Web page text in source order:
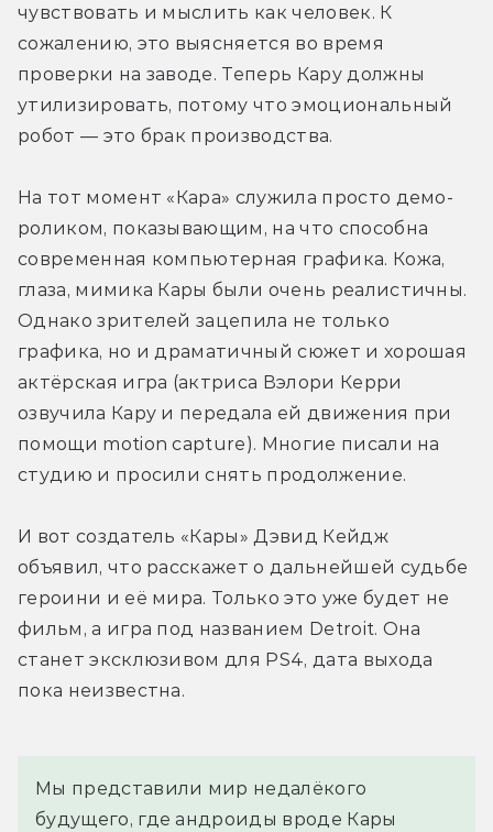
чувствовать и мыслить как человек. К
сожалению, это выясняется во время
проверки на заводе. Теперь Кару должны
утилизировать, потому что эмоциональный
робот — это брак производства.
На тот момент «Кара» служила просто демо-
роликом, показывающим, на что способна
современная компьютерная графика. Кожа,
глаза, мимика Кары были очень реалистичны.
Однако зрителей зацепила не только
графика, но и драматичный сюжет и хорошая
актёрская игра (актриса Вэлори Керри
озвучила Кару и передала ей движения при
помощи motion capture). Многие писали на
студию и просили снять продолжение.
И вот создатель «Кары» Дэвид Кейдж
объявил, что расскажет о дальнейшей судьбе
героини и её мира. Только это уже будет не
фильм, а игра под названием Detroit. Она
станет эксклюзивом для PS4, дата выхода
пока неизвестна.
Мы представили мир недалёкого
будущего, где андроиды вроде Кары